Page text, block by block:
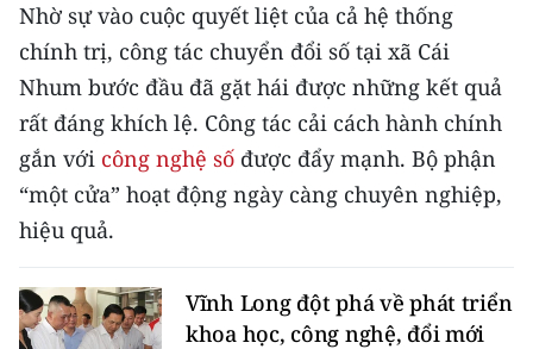
Video
Media Chính trị
Media Kinh tế
Media Văn hóa
Media Xã hội
Media Du lịch
Nhờ sự vào cuộc quyết liệt của cả hệ thống
chính trị, công tác chuyển đổi số tại xã Cái
Nhum bước đầu đã gặt hái được những kết quả
rất đáng khích lệ. Công tác cải cách hành chính
gắn với công nghệ số được đẩy mạnh. Bộ phận
“một cửa” hoạt động ngày càng chuyên nghiệp,
hiệu quả.
Vĩnh Long đột phá về phát triển
khoa học, công nghệ, đổi mới